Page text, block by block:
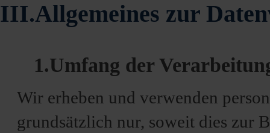
III.Allgemeines zur
1.Umfang der
Wir erheben und verwenden
grundsätzlich nur, soweit dies zur